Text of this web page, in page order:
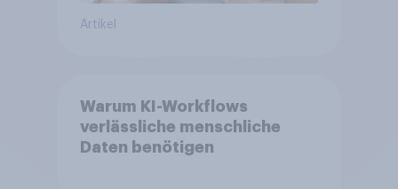
Artikel
Warum KI-Workflows
verlässliche menschliche
Daten benötigen